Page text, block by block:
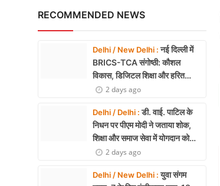
Social Media Trends
RECOMMENDED NEWS
Delhi / New Delhi :नई दिल्ली में
BRICS-TCA संगोष्ठी: कौशल
विकास, डिजिटल शिक्षा और हरित
तकनीक पर बनी रणनीति
2 days ago
Delhi / Delhi :डी. वाई. पाटिल के
निधन पर पीएम मोदी ने जताया शोक,
शिक्षा और समाज सेवा में योगदान को
किया याद
2 days ago
Delhi / New Delhi :युवा संगम